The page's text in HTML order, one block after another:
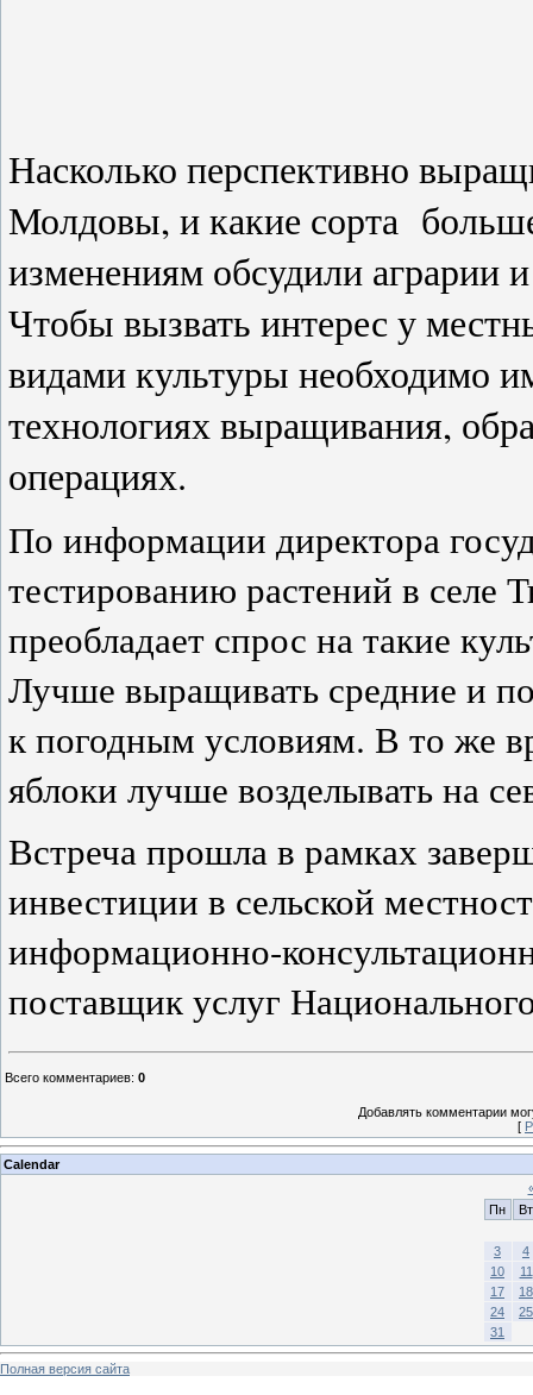
Насколько перспективно
Молдовы, и какие сорта
изменениям обсудили аграрии
Чтобы вызвать интерес у
видами культуры необходимо
технологиях выращивания,
операциях.
По информации директора
тестированию растений в селе
преобладает спрос на такие
Лучше выращивать средние и
к погодным условиям. В то же
яблоки лучше возделывать на
Встреча прошла в рамках
инвестиции в сельской
информационно-
поставщик услуг
Всего комментариев: 0
Добавлять комментарии
[
Calendar
Пн
Вт
3
4
10
11
17
18
24
25
31
Полная версия сайта